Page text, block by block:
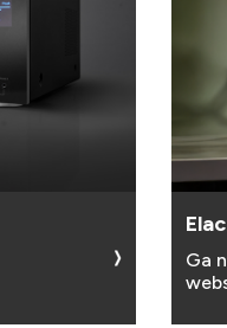
Elac
Ga